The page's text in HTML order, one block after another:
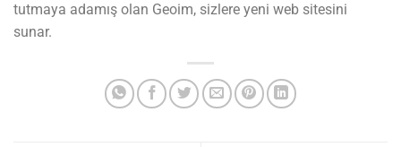
tutmaya adamış olan Geoim, sizlere yeni web sitesini
sunar.